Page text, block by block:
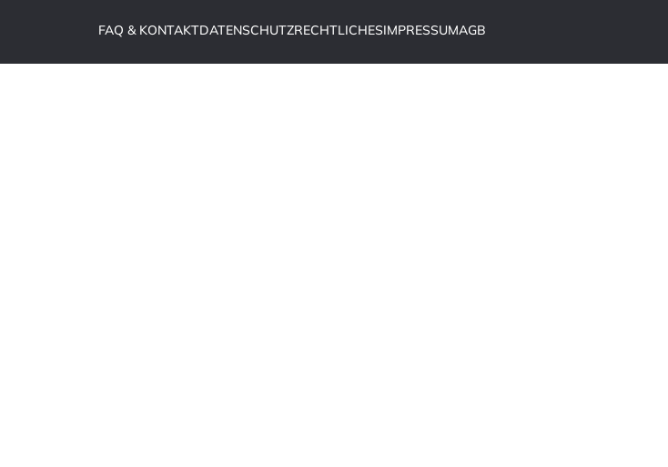
FAQ & KONTAKTDATENSCHUTZRECHTLICHESIMPRESSUMAGB